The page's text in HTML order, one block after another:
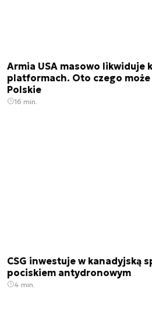
Armia USA masowo likwiduje
platformach. Oto czego
Polskie
16 min.
CSG inwestuje w kanadyjską
pociskiem antydronowym
4 min.